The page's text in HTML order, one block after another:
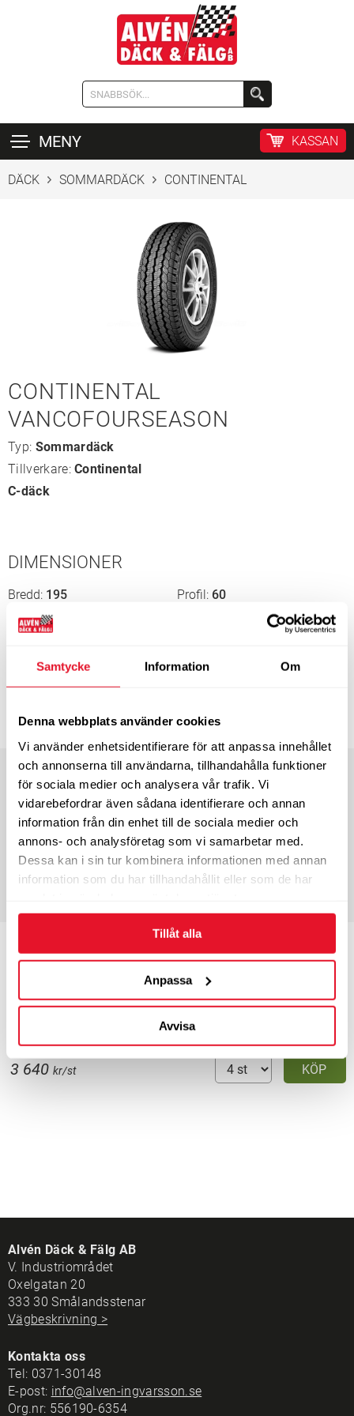
Samtycke Information Om
Denna webbplats använder cookies
Vi använder enhetsidentifierare för att anpassa innehållet
och annonserna till användarna, tillhandahålla funktioner
för sociala medier och analysera vår trafik. Vi
vidarebefordrar även sådana identifierare och annan
information från din enhet till de sociala medier och
annons- och analysföretag som vi samarbetar med.
Dessa kan i sin tur kombinera informationen med annan
information som du har tillhandahållit eller som de har
Tillåt alla
Anpassa
Avvisa
MENY KASSAN
DÄCK SOMMARDÄCK CONTINENTAL
CONTINENTAL
VANCOFOURSEASON
Typ: Sommardäck
Tillverkare:Continental
C-däck
DIMENSIONER
Bredd 195 Profil 60
Tum 16”
Hast.index
2 705kr/st
Bredd 215 Profil 70
Tum 15” Bel.index 109/107
Hast.index S
EU-märkning
C
A 73
Endast 1 st i lager
Profil
Tum 16” Bel.index 121/120
EU-märkning
Energimärkning
5-8 dagars leveranstid
KÖP
3 640 kr/st
Alvén Däck & Fälg AB
V. Industriområdet
Oxelgatan 20
333 30 Smålandsstenar
Vägbeskrivning >
Kontakta oss
Tel: 0371-30148
E-post: info@alven-ingvarsson.se
Org.nr: 556190-6354